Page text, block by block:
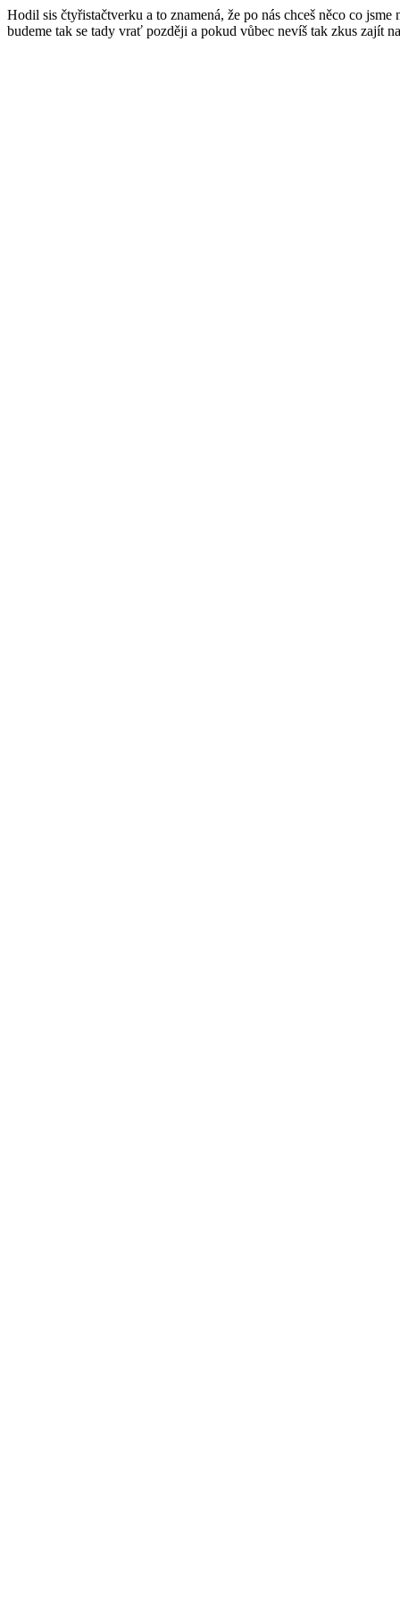
Hodil sis čtyřistačtverku a to znamená, že po nás chceš něco co
budeme tak se tady vrať později a pokud vůbec nevíš tak zkus zajít